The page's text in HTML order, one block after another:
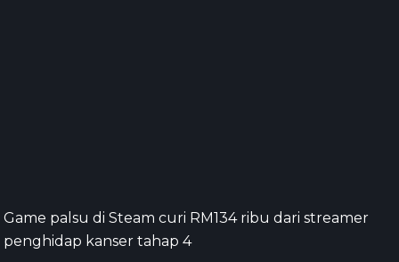
Game palsu di Steam curi RM134 ribu dari streamer
penghidap kanser tahap 4